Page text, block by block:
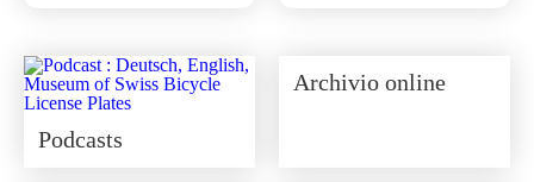
Podcasts
Archivio online